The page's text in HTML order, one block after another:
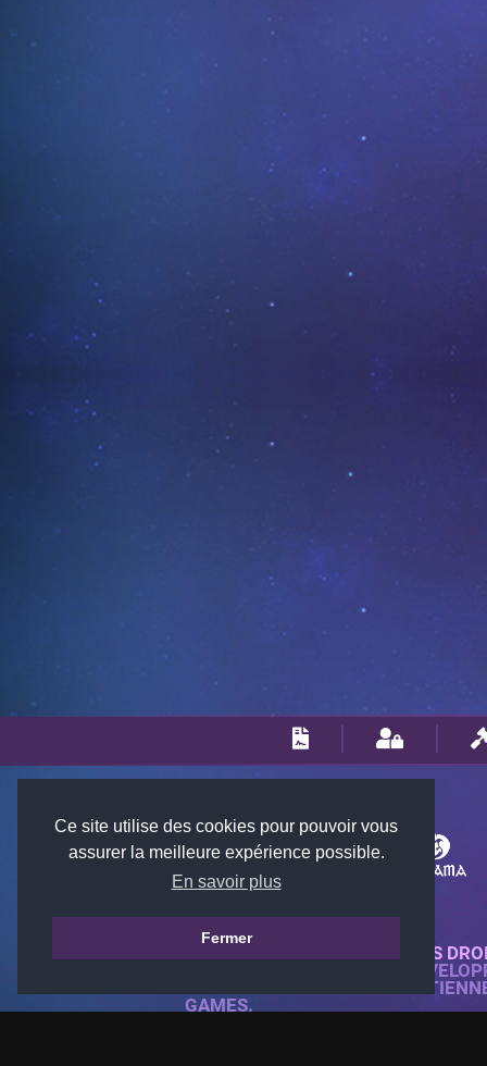
Ce site utilise des cookies pour pouvoir vous
assurer la meilleure expérience possible.
En savoir plus
Fermer
© 2018-2026 KTARENA. TOUS
SITE WEB ENTIÈREMENT
TOUTES LES IMAGES
GAMES.